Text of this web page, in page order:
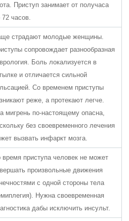
Приступ занимает от получаса
72 часов.
страдают молодые женщины.
сопровождает разнообразная
Боль локализуется в
и отличается сильной
Со временем приступы
реже, а протекают легче.
мигрень по-настоящему опасна,
без своевременного лечения
вызвать инфаркт мозга.
время приступа человек не может
произвольные движения
с одной стороны тела
Нужна своевременная
дабы исключить инсульт.